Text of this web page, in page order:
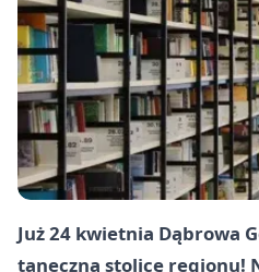
Już 24 kwietnia Dąbrowa
taneczną stolicę regionu!